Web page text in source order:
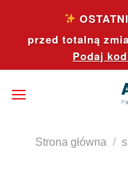
contentprzed totalną
Podaj kod
Strona główna /